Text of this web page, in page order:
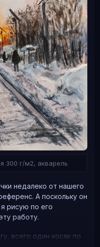
300 г/м2, акварель
недалеко от нашего
А поскольку он
рисую по его
работу.
всего один косяк по